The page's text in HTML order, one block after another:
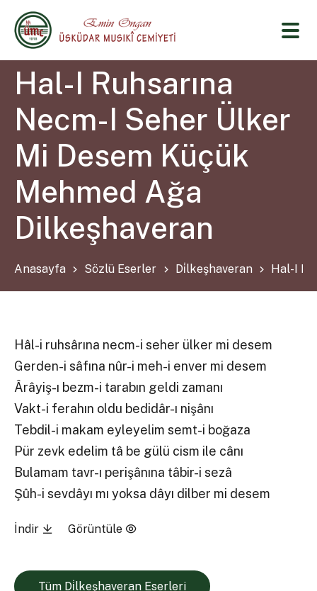
Hal-I Ruhsarına
Necm-I Seher Ülker
Mi Desem Küçük
Mehmed Ağa
Dilkeşhaveran
Anasayfa Sözlü Eserler Di̇lkeşhaveran Hal-I
Hâl-i ruhsârına necm-i seher ülker mi desem
Gerden-i sâfına nûr-i meh-i enver mi desem
Ârâyiş-ı bezm-i tarabın geldi zamanı
Vakt-i ferahın oldu bedidâr-ı nişânı
Tebdil-i makam eyleyelim semt-i boğaza
Pür zevk edelim tâ be gülü cism ile cânı
Bulamam tavr-ı perişânına tâbir-i sezâ
Şûh-i sevdâyı mı yoksa dâyı dilber mi desem
İndir Görüntüle
Tüm Di̇lkeşhaveran Eserleri